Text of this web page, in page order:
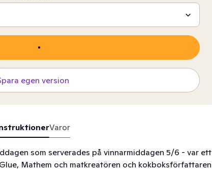
egen version
Varor
som serverades på vinnarmiddagen 5/6 - var ett
Mathem och matkreatören och kokboksförfattaren